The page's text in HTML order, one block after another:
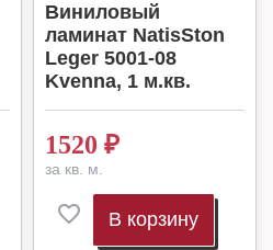
Виниловый
ламинат NatisSton
Leger 5001-08
Kvenna, 1 м.кв.
1520 ₽
за кв. м.
В корзину